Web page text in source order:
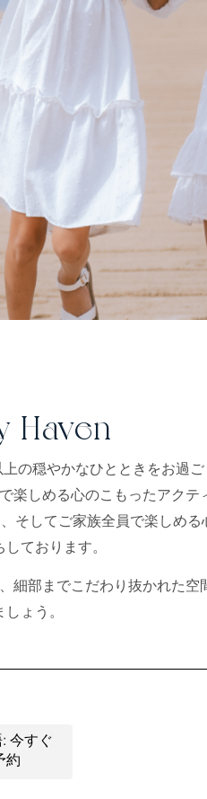
Haven
の穏やかなひとときをお過
楽しめる心のこもったアクテ
そしてご家族全員で楽しめる
ております。
細部までこだわり抜かれた空
しょう。
: 今すぐ
約